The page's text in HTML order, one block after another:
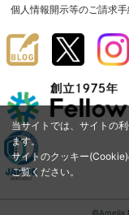
当サイトでは、サイトの
ます。
サイトのクッキー
ご覧ください。
個人情報開示等のご請求
©Amelia